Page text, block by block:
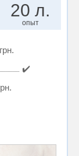
20 л.
опыт
✔️